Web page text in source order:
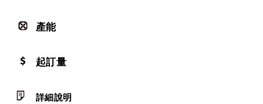
產能
起訂量
詳細說明